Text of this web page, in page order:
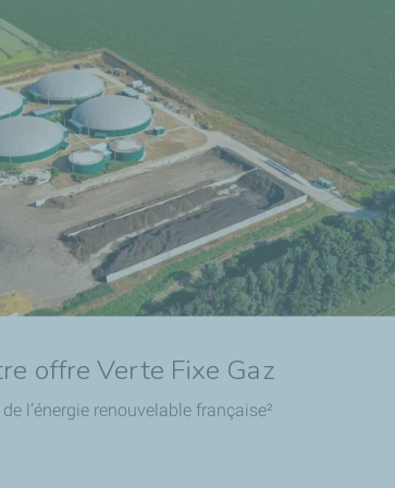
offre Verte Fixe Gaz
l’énergie renouvelable française²